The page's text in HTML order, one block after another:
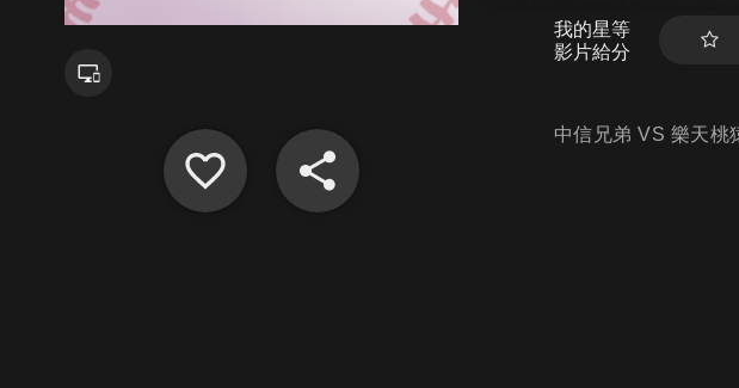
我的星等
影片給分
中信兄弟 VS 樂天桃